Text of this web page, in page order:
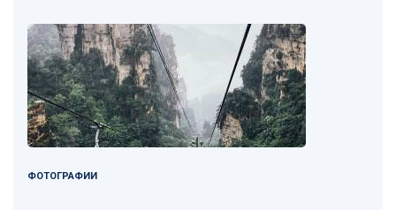
ФОТОГРАФИИ